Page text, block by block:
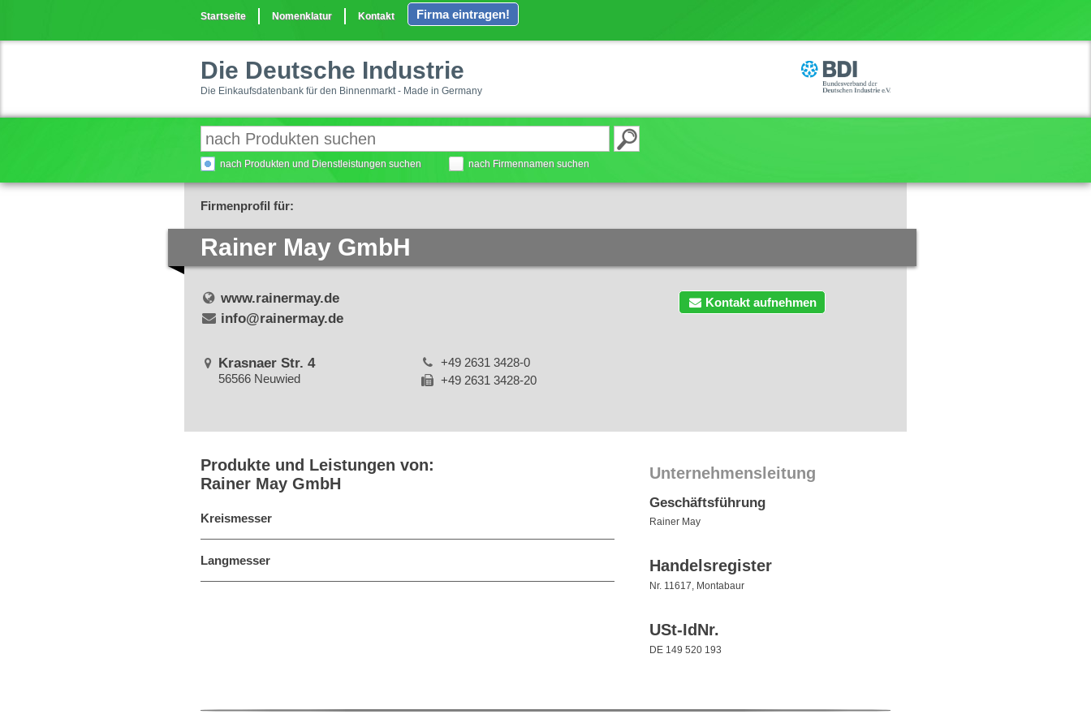
Startseite Nomenklatur Kontakt Firma eintragen!
Die Deutsche Industrie
Die Einkaufsdatenbank für den Binnenmarkt - Made in Germany
nach Produkten und Dienstleistungen suchen nach Firmennamen suchen
Firmenprofil für:
Rainer May GmbH
Kontakt aufnehmen
www.rainermay.de
info@rainermay.de
Krasnaer Str. 4
56566 Neuwied
+49 2631 3428-0
+49 2631 3428-20
Produkte und Leistungen von:
Rainer May GmbH
Kreismesser
Langmesser
Unternehmensleitung
Geschäftsführung
Rainer May
Handelsregister
Nr. 11617, Montabaur
USt-IdNr.
DE 149 520 193